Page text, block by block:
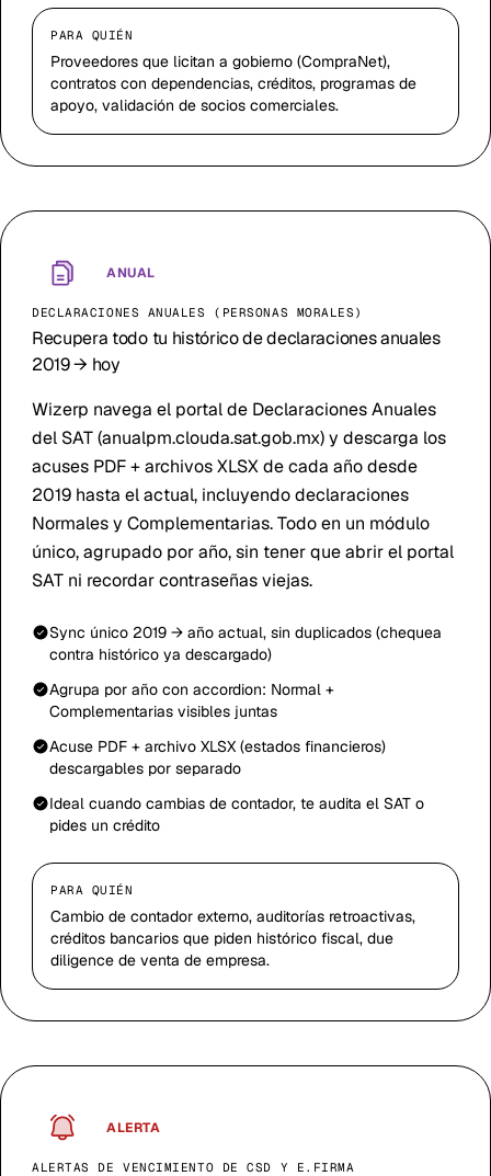
PARA QUIÉN
Proveedores que licitan a gobierno (CompraNet),
contratos con dependencias, créditos, programas de
apoyo, validación de socios comerciales.
ANUAL
DECLARACIONES ANUALES (PERSONAS MORALES)
Recupera todo tu histórico de declaraciones anuales
2019 → hoy
Wizerp navega el portal de Declaraciones Anuales
del SAT (anualpm.clouda.sat.gob.mx) y descarga los
acuses PDF + archivos XLSX de cada año desde
2019 hasta el actual, incluyendo declaraciones
Normales y Complementarias. Todo en un módulo
único, agrupado por año, sin tener que abrir el portal
SAT ni recordar contraseñas viejas.
Sync único 2019 → año actual, sin duplicados (chequea
contra histórico ya descargado)
Agrupa por año con accordion: Normal +
Complementarias visibles juntas
Acuse PDF + archivo XLSX (estados financieros)
descargables por separado
Ideal cuando cambias de contador, te audita el SAT o
pides un crédito
PARA QUIÉN
Cambio de contador externo, auditorías retroactivas,
créditos bancarios que piden histórico fiscal, due
diligence de venta de empresa.
ALERTA
ALERTAS DE VENCIMIENTO DE CSD Y E.FIRMA